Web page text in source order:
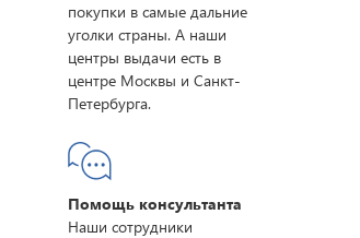
покупки в самые дальние
уголки страны. А наши
центры выдачи есть в
центре Москвы и Санкт-
Петербурга.
Помощь консультанта
Наши сотрудники